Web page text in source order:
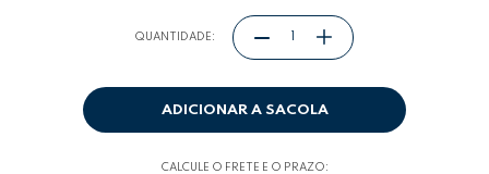
QUANTIDADE:
ADICIONAR A SACOLA
CALCULE O FRETE E O PRAZO: